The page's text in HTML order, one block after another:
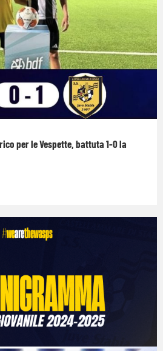
per le Vespette, battuta 1-0 la